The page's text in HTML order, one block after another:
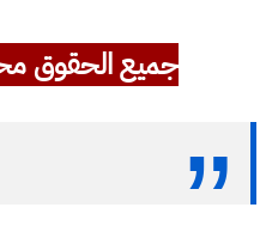
جميع الحقوق